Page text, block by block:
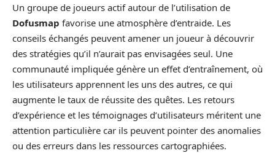
Un groupe de joueurs actif autour de l’utilisation de
Dofusmap favorise une atmosphère d’entraide. Les
conseils échangés peuvent amener un joueur à découvrir
des stratégies qu’il n’aurait pas envisagées seul. Une
communauté impliquée génère un effet d’entraînement, où
les utilisateurs apprennent les uns des autres, ce qui
augmente le taux de réussite des quêtes. Les retours
d’expérience et les témoignages d’utilisateurs méritent une
attention particulière car ils peuvent pointer des anomalies
ou des erreurs dans les ressources cartographiées.